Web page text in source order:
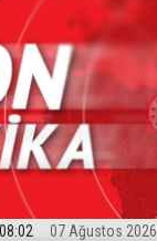
08:02 07 Ağustos 2026